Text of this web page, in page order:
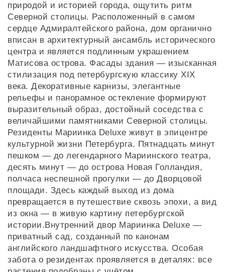
природой и историей города, ощутить ритм
Северной столицы. Расположенный в самом
сердце Адмиралтейского района, дом органично
вписан в архитектурный ансамбль исторического
центра и является подлинным украшением
Матисова острова. Фасады здания — изысканная
стилизация под петербургскую классику XIX
века. Декоративные карнизы, элегантные
рельефы и панорамное остекление формируют
выразительный образ, достойный соседства с
величайшими памятниками Северной столицы.
Резиденты Мариинка Deluxe живут в эпицентре
культурной жизни Петербурга. Пятнадцать минут
пешком — до легендарного Мариинского театра,
десять минут — до острова Новая Голландия,
полчаса неспешной прогулки — до Дворцовой
площади. Здесь каждый выход из дома
превращается в путешествие сквозь эпохи, а вид
из окна — в живую картину петербургской
истории.Внутренний двор Мариинка Deluxe —
приватный сад, созданный по канонам
английского ландшафтного искусства. Особая
забота о резидентах проявляется в деталях: все